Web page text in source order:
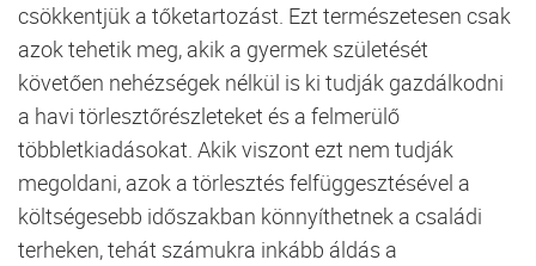
csökkentjük a tőketartozást. Ezt természetesen csak
azok tehetik meg, akik a gyermek születését
követően nehézségek nélkül is ki tudják gazdálkodni
a havi törlesztőrészleteket és a felmerülő
többletkiadásokat. Akik viszont ezt nem tudják
megoldani, azok a törlesztés felfüggesztésével a
költségesebb időszakban könnyíthetnek a családi
terheken, tehát számukra inkább áldás a